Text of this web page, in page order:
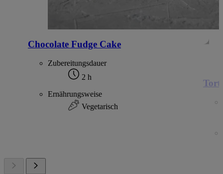
Chocolate Fudge Cake
Zubereitungsdauer
2 h
Ernährungsweise
Vegetarisch